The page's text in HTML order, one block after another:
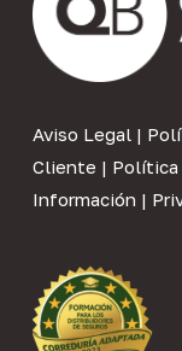
Aviso Legal|
Cliente | Política
Información |